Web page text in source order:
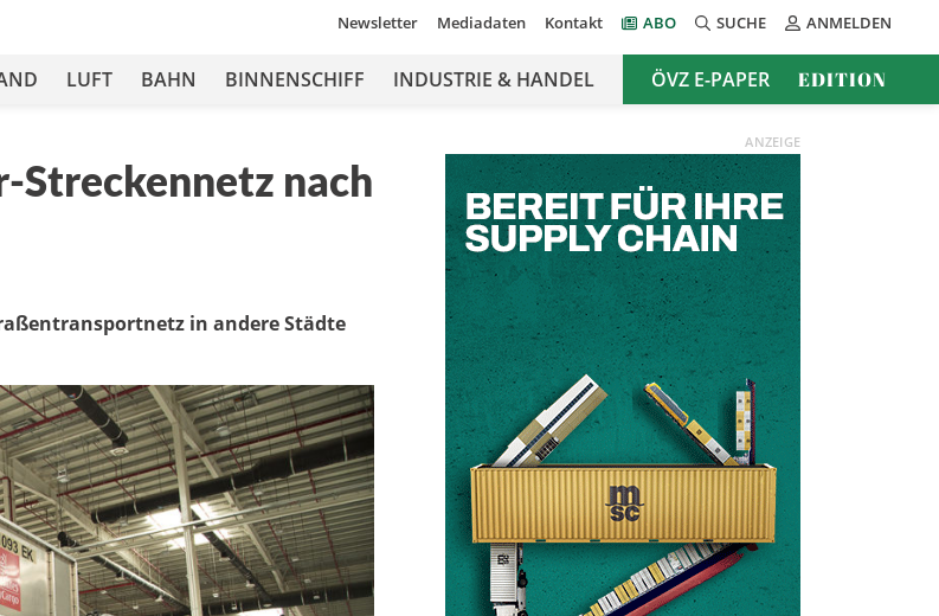
Newsletter Mediadaten Kontakt ABO SUCHE ANMELDEN
LUFT BAHN BINNENSCHIFF INDUSTRIE & HANDEL ÖVZ E-PAPER EDITION
Streckennetz nach
in andere Städte
ANZEIGE